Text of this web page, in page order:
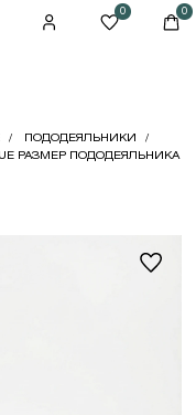
0 0
ПОДОДЕЯЛЬНИКИ
РАЗМЕР ПОДОДЕЯЛЬНИКА